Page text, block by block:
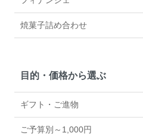
焼菓子詰め合わせ
目的・価格から選ぶ
ギフト・ご進物
ご予算別～1,000円